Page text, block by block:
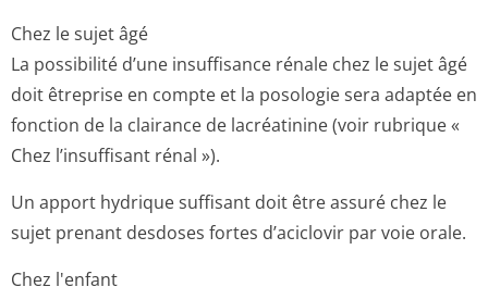
Chez le sujet âgé
La possibilité d’une insuffisance rénale chez le sujet âgé
doit êtreprise en compte et la posologie sera adaptée en
fonction de la clairance de lacréatinine (voir rubrique «
Chez l’insuffisant rénal »).
Un apport hydrique suffisant doit être assuré chez le
sujet prenant desdoses fortes d’aciclovir par voie orale.
Chez l'enfant